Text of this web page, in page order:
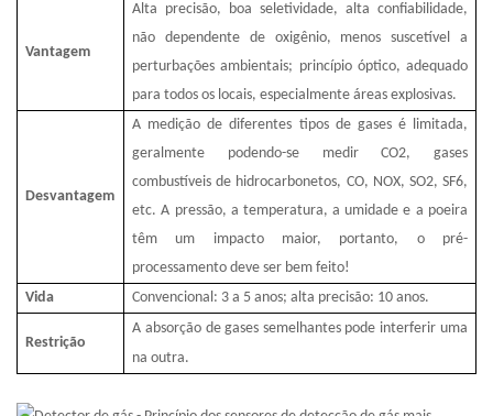
Vantagem
Alta precisão, boa seletividade, alta confiabilidade,
não dependente de oxigênio, menos suscetível a
perturbações ambientais; princípio óptico, adequado
para todos os locais, especialmente áreas explosivas.
Desvantagem
A medição de diferentes tipos de gases é limitada,
geralmente podendo-se medir CO2, gases
combustíveis de hidrocarbonetos, CO, NOX, SO2, SF6,
etc. A pressão, a temperatura, a umidade e a poeira
têm um impacto maior, portanto, o pré-
processamento deve ser bem feito!
Vida
Convencional: 3 a 5 anos; alta precisão: 10 anos.
Restrição
A absorção de gases semelhantes pode interferir uma
na outra.